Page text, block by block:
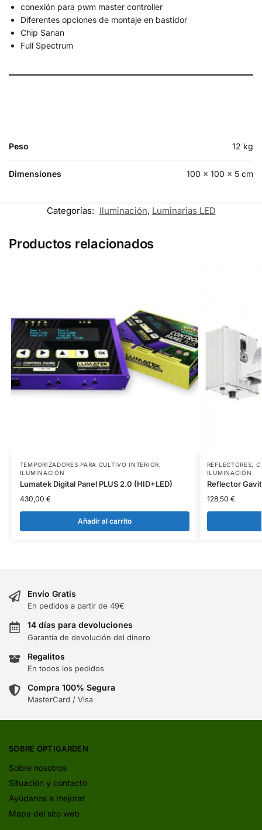
conexión para pwm master controller
Diferentes opciones de montaje en bastidor
Chip Sanan
Full Spectrum
Peso 12 kg
Dimensiones 100 × 100 × 5 cm
Categorías: Iluminación, Luminarias LED
Productos relacionados
TEMPORIZADORES PARA CULTIVO INTERIOR,
ILUMINACIÓN
Lumatek Digital Panel PLUS 2.0 (HID+LED)
430,00 €
Añadir al carrito
REFLECTORES,
ILUMINACIÓN
Reflector
128,50 €
Envío Gratis
En pedidos a partir de 49€
14 días para devoluciones
Garantía de devolución del dinero
Regalitos
En todos los pedidos
Compra 100% Segura
MasterCard / Visa
SOBRE OPTIGARDEN
Sobre nosotros
Situación y contacto
Ayúdanos a mejorar
Mapa del sito web